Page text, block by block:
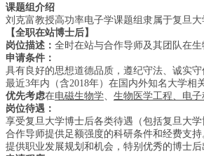
课题组介绍
刘克富教授高功率电子学课题组隶属于复旦
【全职在站博士后】
岗位描述： 全时在站与合作导师及其团队在
申请条件：
具有良好的思想道德品质，遵纪守法、诚实
最近3年内（含2018年）在国内外知名大学相
优先考虑在电磁生物学 生物医学工程、电
岗位待遇：
享受复旦大学博士后各类待遇（包括复旦大
合作导师提供足额强度的科研条件和经费支持
提供职业发展规划和机会，特别优秀的博士后